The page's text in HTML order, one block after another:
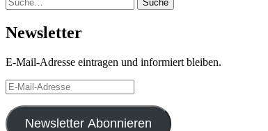
Suche
Newsletter
E-Mail-Adresse eintragen und informiert bleiben.
E-
Mail-
Adresse
Newsletter Abonnieren